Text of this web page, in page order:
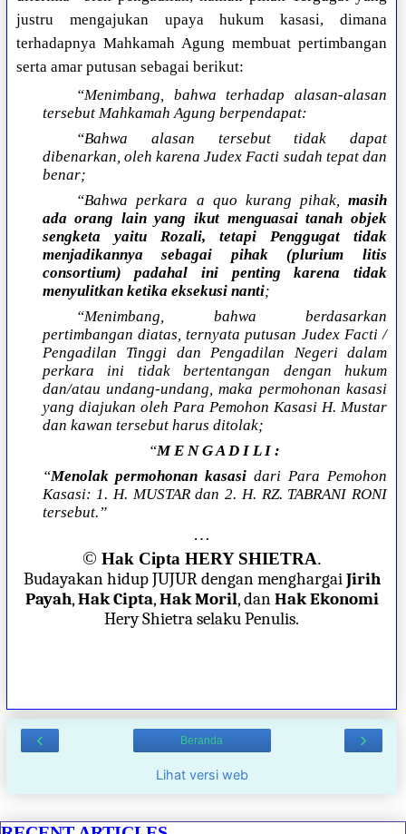
justru mengajukan upaya hukum kasasi, dimana
terhadapnya Mahkamah Agung membuat pertimbangan
serta amar putusan sebagai berikut:
“Menimbang, bahwa terhadap alasan-alasan
tersebut Mahkamah Agung berpendapat:
“Bahwa alasan tersebut tidak dapat
dibenarkan, oleh karena Judex Facti sudah tepat dan
benar;
“Bahwa perkara a quo kurang pihak, masih
ada orang lain yang ikut menguasai tanah objek
sengketa yaitu Rozali, tetapi Penggugat tidak
menjadikannya sebagai pihak (plurium litis
consortium) padahal ini penting karena tidak
menyulitkan ketika eksekusi nanti;
“Menimbang, bahwa berdasarkan
pertimbangan diatas, ternyata putusan Judex Facti /
Pengadilan Tinggi dan Pengadilan Negeri dalam
perkara ini tidak bertentangan dengan hukum
dan/atau undang-undang, maka permohonan kasasi
yang diajukan oleh Para Pemohon Kasasi H. Mustar
dan kawan tersebut harus ditolak;
“M E N G A D I L I :
“Menolak permohonan kasasi dari Para Pemohon
Kasasi: 1. H. MUSTAR dan 2. H. RZ. TABRANI RONI
tersebut.”
…
© Hak Cipta HERY SHIETRA.
Budayakan hidup JUJUR dengan menghargaiJirih
Payah,Hak Cipta,Hak Moril, danHak Ekonomi
Hery Shietra selaku Penulis.
‹ ›
Beranda
Lihat versi web